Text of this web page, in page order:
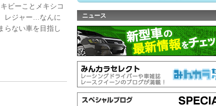
ビーことメキシコ
レジャー…なんに
らない車を目指し
ニュース